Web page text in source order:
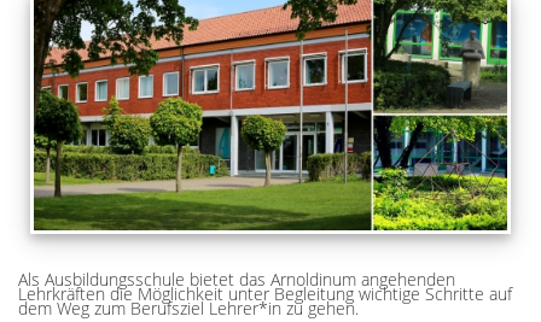
Als Ausbildungsschule bietet das Arnoldinum angehenden
Lehrkräften die Möglichkeit unter Begleitung wichtige Schritte auf
dem Weg zum Berufsziel Lehrer*in zu gehen.